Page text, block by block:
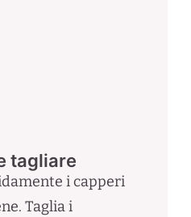
tagliare
i capperi
Taglia i